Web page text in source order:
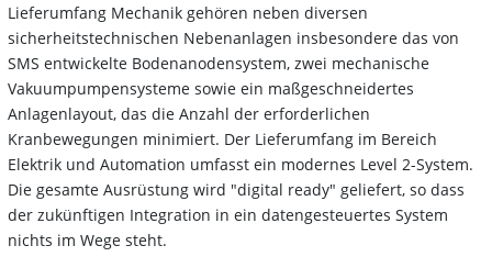
Lieferumfang Mechanik gehören neben diversen
sicherheitstechnischen Nebenanlagen insbesondere das von
SMS entwickelte Bodenanodensystem, zwei mechanische
Vakuumpumpen­systeme sowie ein maßgeschneidertes
Anlagenlayout, das die Anzahl der erforderlichen
Kranbewegungen minimiert. Der Lieferumfang im Bereich
Elektrik und Automation umfasst ein modernes Level 2-System.
Die gesamte Ausrüstung wird "digital ready" geliefert, so dass
der zukünftigen Integration in ein datengesteuertes System
nichts im Wege steht.